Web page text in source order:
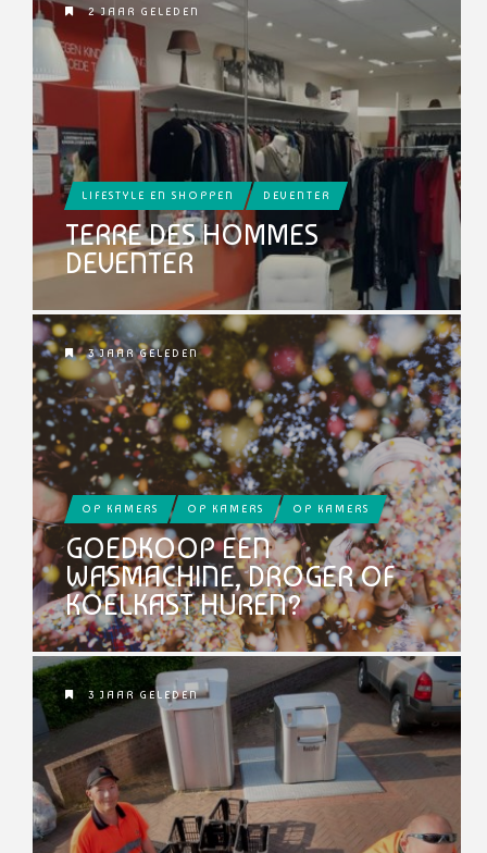
2 JAAR GELEDEN
LIFESTYLE EN SHOPPEN DEVENTER
TERRE DES HOMMES
DEVENTER
3 JAAR GELEDEN
OP KAMERS OP KAMERS OP KAMERS
GOEDKOOP EEN
WASMACHINE, DROGER OF
KOELKAST HUREN?
3 JAAR GELEDEN